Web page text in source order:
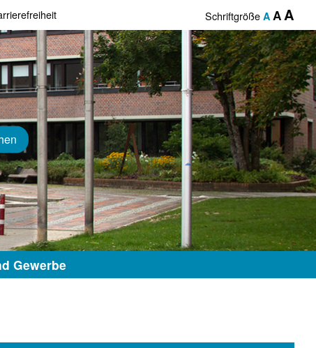
Schriftgröße A AA
Gewerbe